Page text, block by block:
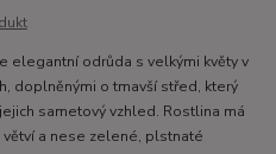
elegantní odrůda s velkými květy v
doplněnými o tmavší střed, který
sametový vzhled. Rostlina má
a nese zelené, plstnaté